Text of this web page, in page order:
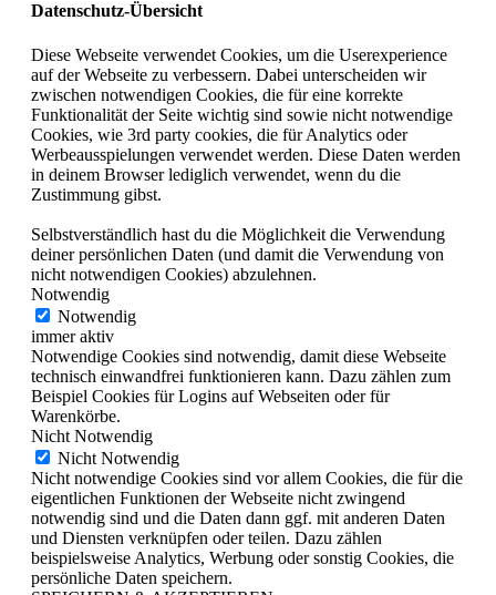
Datenschutz-Übersicht
Diese Webseite verwendet Cookies, um die Userexperience
auf der Webseite zu verbessern. Dabei unterscheiden wir
zwischen notwendigen Cookies, die für eine korrekte
Funktionalität der Seite wichtig sind sowie nicht notwendige
Cookies, wie 3rd party cookies, die für Analytics oder
Werbeausspielungen verwendet werden. Diese Daten werden
in deinem Browser lediglich verwendet, wenn du die
Zustimmung gibst.
Selbstverständlich hast du die Möglichkeit die Verwendung
deiner persönlichen Daten (und damit die Verwendung von
nicht notwendigen Cookies) abzulehnen.
Notwendig
Notwendig
immer aktiv
Notwendige Cookies sind notwendig, damit diese Webseite
technisch einwandfrei funktionieren kann. Dazu zählen zum
Beispiel Cookies für Logins auf Webseiten oder für
Warenkörbe.
Nicht Notwendig
Nicht Notwendig
Nicht notwendige Cookies sind vor allem Cookies, die für die
eigentlichen Funktionen der Webseite nicht zwingend
notwendig sind und die Daten dann ggf. mit anderen Daten
und Diensten verknüpfen oder teilen. Dazu zählen
beispielsweise Analytics, Werbung oder sonstig Cookies, die
persönliche Daten speichern.